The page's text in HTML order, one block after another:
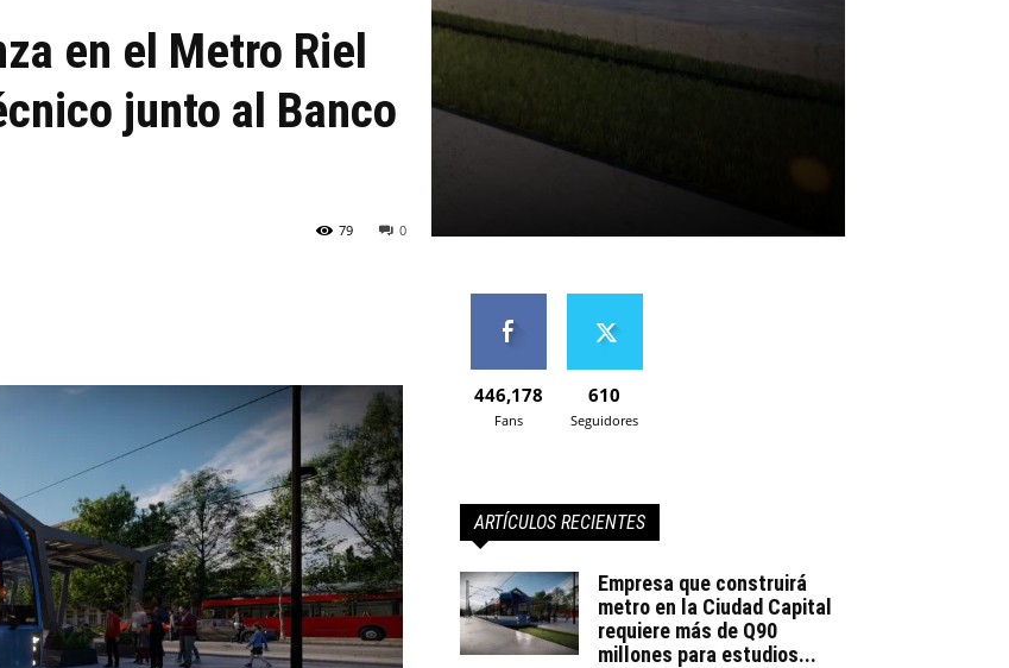
en el Metro Riel
junto al Banco
0
79
446,178
Fans
610
Seguidores
ARTÍCULOS RECIENTES
Empresa que construirá
metro en la Ciudad Capital
requiere más de Q90
millones para estudios...